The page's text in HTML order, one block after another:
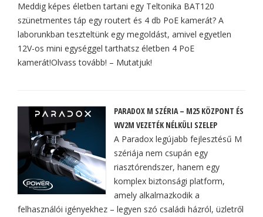
Meddig képes életben tartani egy Teltonika BAT120
szünetmentes táp egy routert és 4 db PoE kamerát? A
laborunkban teszteltünk egy megoldást, amivel egyetlen
12V-os mini egységgel tarthatsz életben 4 PoE
kamerát!Olvass tovább! – Mutatjuk!
PARADOX M SZÉRIA – M25 KÖZPONT ÉS
WV2M VEZETÉK NÉLKÜLI SZELEP
A Paradox legújabb fejlesztésű M
szériája nem csupán egy
riasztórendszer, hanem egy
komplex biztonsági platform,
amely alkalmazkodik a
felhasználói igényekhez – legyen szó családi házról, üzletről